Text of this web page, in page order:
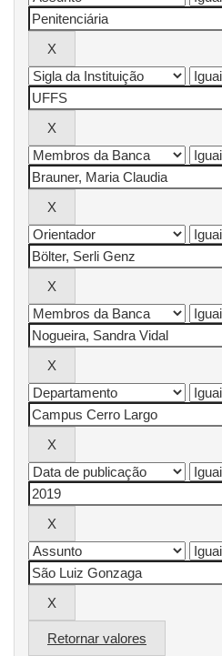
Retornar valores